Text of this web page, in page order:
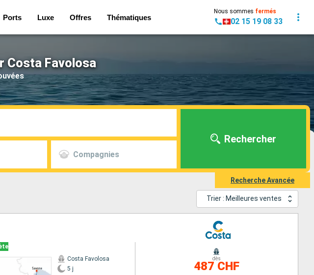
Ports Luxe Offres Thématiques
Nous sommes fermés
02 15 19 08 33
Costa Favolosa
Compagnies
Rechercher
Recherche Avancée
Trier : Meilleures ventes
Costa Favolosa
5 j
dès
487 CHF